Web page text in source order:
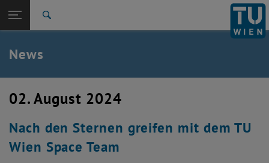
TU Login
Quicklinks
Quicklinks-Menü umschalten
Studium
Zurück: Subseiten von Aktuelles auflisten
Zurück zur letzten Ebene:
Aktuelles
News
News
02. August 2024
Nach den Sternen greifen mit dem TU
Wien Space Team